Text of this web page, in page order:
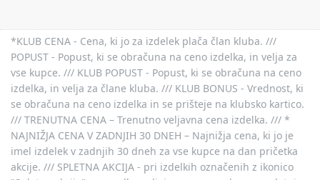
*KLUB CENA - Cena, ki jo za izdelek plača član kluba. ///
POPUST - Popust, ki se obračuna na ceno izdelka, in velja za
vse kupce. /// KLUB POPUST - Popust, ki se obračuna na ceno
izdelka, in velja za člane kluba. /// KLUB BONUS - Vrednost, ki
se obračuna na ceno izdelka in se prišteje na klubsko kartico.
/// TRENUTNA CENA – Trenutno veljavna cena izdelka. /// *
NAJNIŽJA CENA V ZADNJIH 30 DNEH – Najnižja cena, ki jo je
imel izdelek v zadnjih 30 dneh za vse kupce na dan pričetka
akcije. /// SPLETNA AKCIJA - pri izdelkih označenih z ikonico